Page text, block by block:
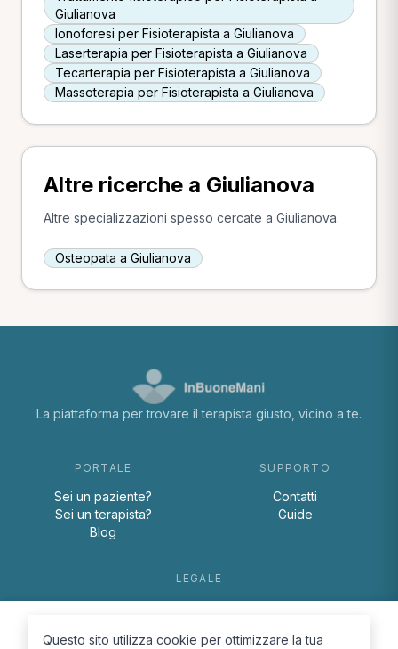
Giulianova
Ionoforesi per Fisioterapista a Giulianova
Laserterapia per Fisioterapista a Giulianova
Tecarterapia per Fisioterapista a Giulianova
Massoterapia per Fisioterapista a Giulianova
Altre ricerche a Giulianova
Altre specializzazioni spesso cercate a Giulianova.
Osteopata a Giulianova
La piattaforma per trovare il terapista giusto, vicino a te.
PORTALE
Sei un paziente?
Sei un terapista?
Blog
SUPPORTO
Contatti
Guide
LEGALE
Cookie Policy
Questo sito utilizza cookie per ottimizzare la tua